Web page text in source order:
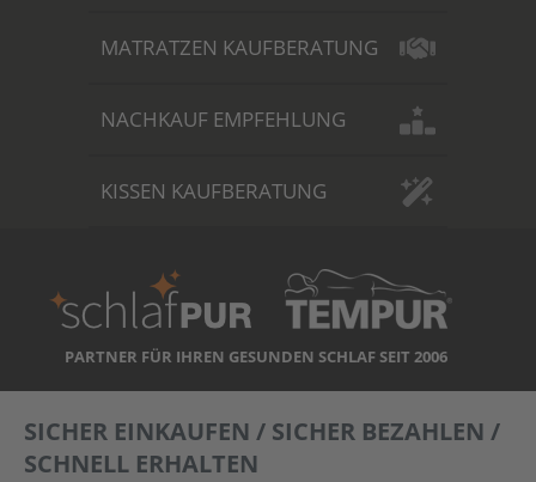
MATRATZEN KAUFBERATUNG
NACHKAUF EMPFEHLUNG
KISSEN KAUFBERATUNG
PARTNER FÜR IHREN GESUNDEN SCHLAF SEIT 2006
SICHER EINKAUFEN / SICHER BEZAHLEN /
SCHNELL ERHALTEN